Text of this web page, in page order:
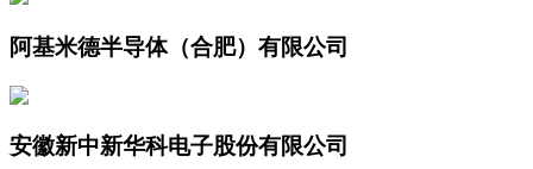
阿基米德半导体（合肥）有限公司
安徽新中新华科电子股份有限公司